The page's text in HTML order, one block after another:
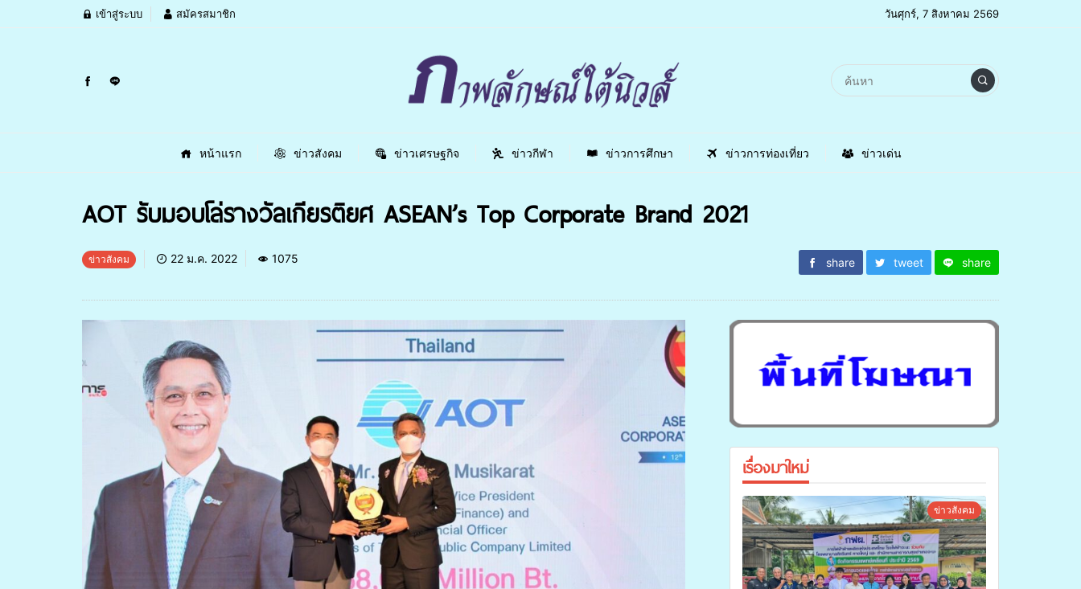
เข้าสู่ระบบ สมัครสมาชิก วันศุกร์, 7 สิงหาคม 2569
หน้าแรก ข่าวสังคม ข่าวเศรษฐกิจ ข่าวกีฬา ข่าวการศึกษา ข่าวการท่องเที่ยว ข่าวเด่น
AOT รับมอบโล่รางวัลเกียรติยศ ASEAN’s Top Corporate Brand 2021
ข่าวสังคม 22 ม.ค. 2022 1075 share tweet share
เรื่องมาใหม่
ข่าวสังคม